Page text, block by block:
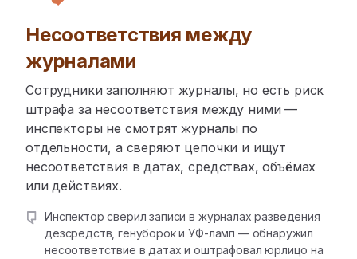
Несоответствия между
журналами
Сотрудники заполняют журналы, но есть риск
штрафа за несоответствия между ними —
инспекторы не смотрят журналы по
отдельности, а сверяют цепочки и ищут
несоответствия в датах, средствах, объёмах
или действиях.
Инспектор сверил записи в журналах разведения
дезсредств, генуборок и УФ-ламп — обнаружил
несоответствие в датах и оштрафовал юрлицо на